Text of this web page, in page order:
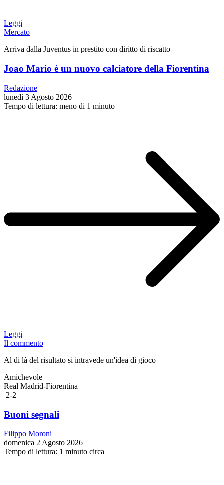
Leggi
Mercato
Arriva dalla Juventus in prestito con diritto di riscatto
Joao Mario è un nuovo calciatore della Fiorentina
Redazione
lunedì 3 Agosto 2026
Tempo di lettura: meno di 1 minuto
Leggi
Il commento
Al di là del risultato si intravede un'idea di gioco
Amichevole
Real Madrid-Fiorentina
2-2
Buoni segnali
Filippo Moroni
domenica 2 Agosto 2026
Tempo di lettura: 1 minuto circa